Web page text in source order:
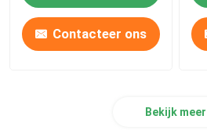
Contacteer ons
Bekijk meer